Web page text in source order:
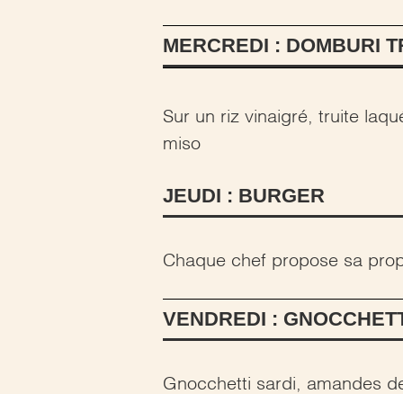
MERCREDI : DOMBURI
Sur un riz vinaigré, truite
miso
JEUDI : BURGER
Chaque chef propose sa
VENDREDI :
Gnocchetti sardi, amandes